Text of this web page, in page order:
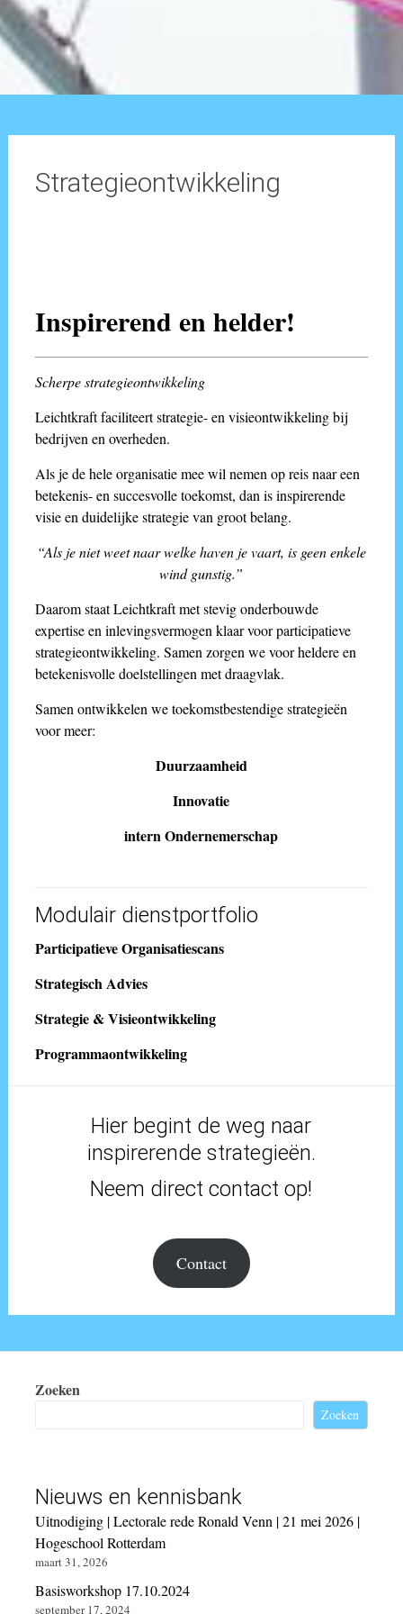
Strategieontwikkeling
Inspirerend en helder!
Scherpe strategieontwikkeling
Leichtkraft faciliteert strategie- en visieontwikkeling bij
bedrijven en overheden.
Als je de hele organisatie mee wil nemen op reis naar een
betekenis- en succesvolle toekomst, dan is inspirerende
visie en duidelijke strategie van groot belang.
“Als je niet weet naar welke haven je vaart, is geen enkele
wind gunstig.”
Daarom staat Leichtkraft met stevig onderbouwde
expertise en inlevingsvermogen klaar voor participatieve
strategieontwikkeling. Samen zorgen we voor heldere en
betekenisvolle doelstellingen met draagvlak.
Samen ontwikkelen we toekomstbestendige strategieën
voor meer:
Duurzaamheid
Innovatie
intern Ondernemerschap
Modulair dienstportfolio
Participatieve Organisatiescans
Strategisch Advies
Strategie & Visieontwikkeling
Programmaontwikkeling
Hier begint de weg naar
inspirerende strategieën.
Neem direct contact op!
Contact
Zoeken
Zoeken
Nieuws en kennisbank
Uitnodiging | Lectorale rede Ronald Venn | 21 mei 2026 |
Hogeschool Rotterdam
maart 31, 2026
Basisworkshop 17.10.2024
september 17, 2024